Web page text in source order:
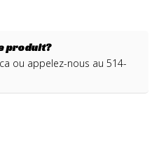
produit?
ou appelez-nous au 514-